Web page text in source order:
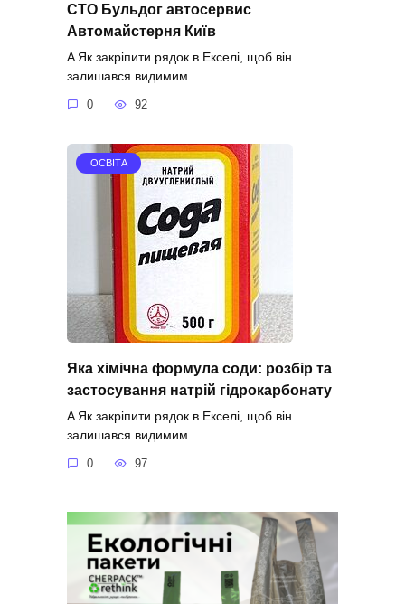
СТО Бульдог автосервис
Автомайстерня Київ
A Як закріпити рядок в Екселі, щоб він
залишався видимим
0 92
ОСВІТА
Яка хімічна формула соди: розбір та
застосування натрій гідрокарбонату
A Як закріпити рядок в Екселі, щоб він
залишався видимим
0 97